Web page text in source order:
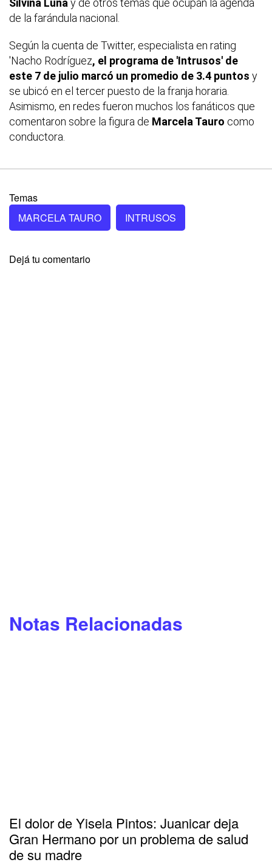
Silvina Luna y de otros temas que ocupan la agenda
de la farándula nacional.
Según la cuenta de Twitter, especialista en rating
'Nacho Rodríguez, el programa de 'Intrusos' de
este 7 de julio marcó un promedio de 3.4 puntos y
se ubicó en el tercer puesto de la franja horaria.
Asimismo, en redes fueron muchos los fanáticos que
comentaron sobre la figura de Marcela Tauro como
conductora.
Temas
MARCELA TAURO
INTRUSOS
Dejá tu comentario
Notas Relacionadas
El dolor de Yisela Pintos: Juanicar deja
Gran Hermano por un problema de salud
de su madre